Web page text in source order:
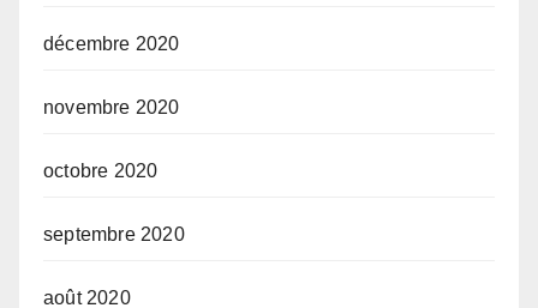
décembre 2020
novembre 2020
octobre 2020
septembre 2020
août 2020